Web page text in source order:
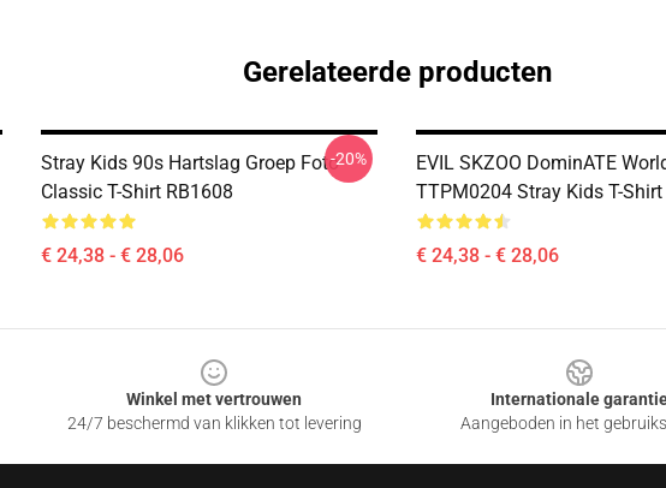
Gerelateerde producten
Stray Kids 90s Hartslag Groep Foto
Classic T-Shirt RB1608
€ 24,38 - € 28,06
-20%
EVIL SKZOO DominATE
TTPM0204 Stray Kids T-Shirt
€ 24,38 - € 28,06
Winkel met vertrouwen
24/7 beschermd van klikken tot levering
Internationale
Aangeboden in het